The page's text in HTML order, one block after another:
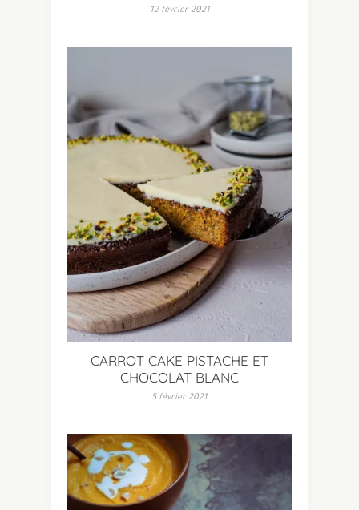
12 février 2021
CARROT CAKE PISTACHE ET
CHOCOLAT BLANC
5 février 2021